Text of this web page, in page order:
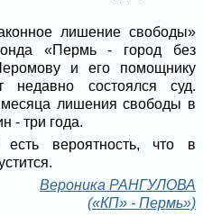
лишение свободы»
«Пермь - город без
и его помощнику
состоялся суд.
лишения свободы в
- три года.
вероятность, что в
Вероника РАНГУЛОВА
(«КП» - Пермь»)